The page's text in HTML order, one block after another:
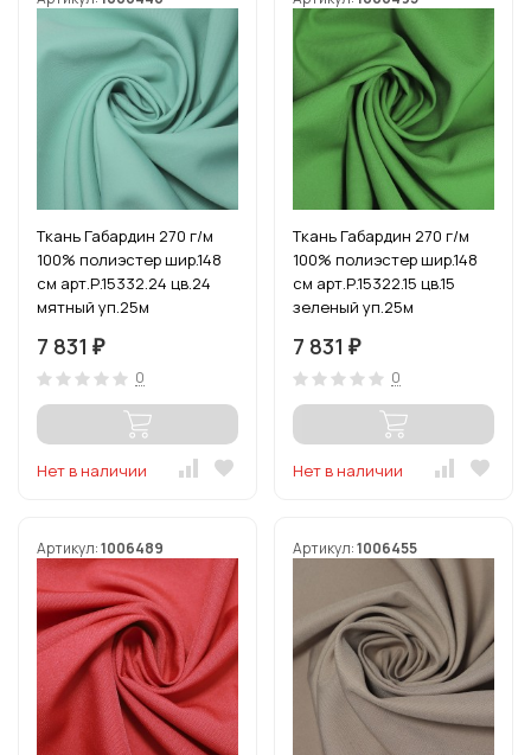
Ткань Габардин 270 г/м
100% полиэстер шир.148
см арт.Р.15332.24 цв.24
мятный уп.25м
7 831 ₽
0
Нет в наличии
Ткань Габардин 270 г/м
100% полиэстер шир.148
см арт.Р.15322.15 цв.15
зеленый уп.25м
7 831 ₽
0
Нет в наличии
Артикул:1006489 Артикул:1006455